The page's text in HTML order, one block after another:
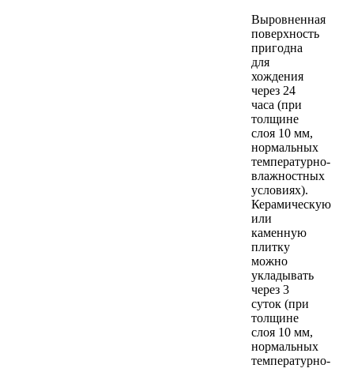
Выровненная
поверхность
пригодна
для
хождения
через 24
часа (при
толщине
слоя 10 мм,
нормальных
температурно-
влажностных
условиях).
Керамическую
или
каменную
плитку
можно
укладывать
через 3
суток (при
толщине
слоя 10 мм,
нормальных
температурно-